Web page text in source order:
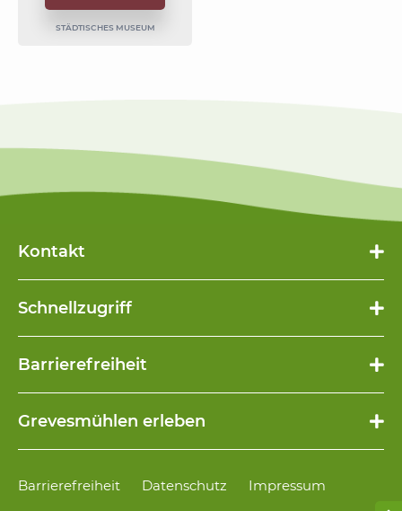
STÄDTISCHES MUSEUM
Kontakt
Schnellzugriff
überspringen
Barrierefreiheit
überspringen
Grevesmühlen erleben
Navigation
Barrierefreiheit Datenschutz Impressum